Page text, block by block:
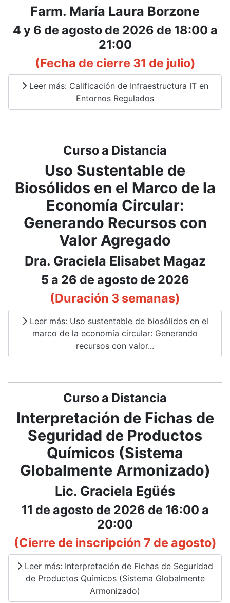
Farm. María Laura Borzone
4 y 6 de agosto de 2026 de 18:00 a
21:00
(Fecha de cierre 31 de julio)
Leer más: Calificación de Infraestructura IT en
Entornos Regulados
Curso a Distancia
Uso Sustentable de
Biosólidos en el Marco de la
Economía Circular:
Generando Recursos con
Valor Agregado
Dra. Graciela Elisabet Magaz
5 a 26 de agosto de 2026
(Duración 3 semanas)
Leer más: Uso sustentable de biosólidos en el
marco de la economía circular: Generando
recursos con valor...
Curso a Distancia
Interpretación de Fichas de
Seguridad de Productos
Químicos (Sistema
Globalmente Armonizado)
Lic. Graciela Egüés
11 de agosto de 2026 de 16:00 a
20:00
(Cierre de inscripción 7 de agosto)
Leer más: Interpretación de Fichas de Seguridad
de Productos Químicos (Sistema Globalmente
Armonizado)